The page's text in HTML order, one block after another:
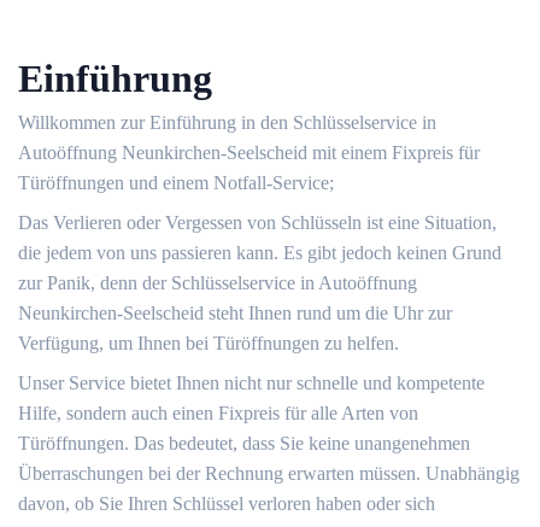
Einführung
Willkommen zur Einführung in den Schlüsselservice in
Autoöffnung Neunkirchen-Seelscheid mit einem Fixpreis für
Türöffnungen und einem Notfall-Service;
Das Verlieren oder Vergessen von Schlüsseln ist eine Situation,
die jedem von uns passieren kann.​ Es gibt jedoch keinen Grund
zur Panik, denn der Schlüsselservice in Autoöffnung
Neunkirchen-Seelscheid steht Ihnen rund um die Uhr zur
Verfügung, um Ihnen bei Türöffnungen zu helfen.​
Unser Service bietet Ihnen nicht nur schnelle und kompetente
Hilfe, sondern auch einen Fixpreis für alle Arten von
Türöffnungen.​ Das bedeutet, dass Sie keine unangenehmen
Überraschungen bei der Rechnung erwarten müssen.​ Unabhängig
davon, ob Sie Ihren Schlüssel verloren haben oder sich